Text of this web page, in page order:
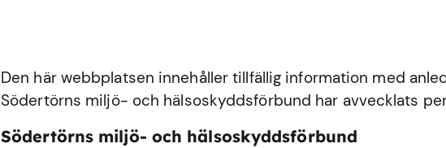
Den här webbplatsen innehåller tillfällig information med
Södertörns miljö- och hälsoskyddsförbund har avvecklats
Södertörns miljö- och hälsoskyddsförbund